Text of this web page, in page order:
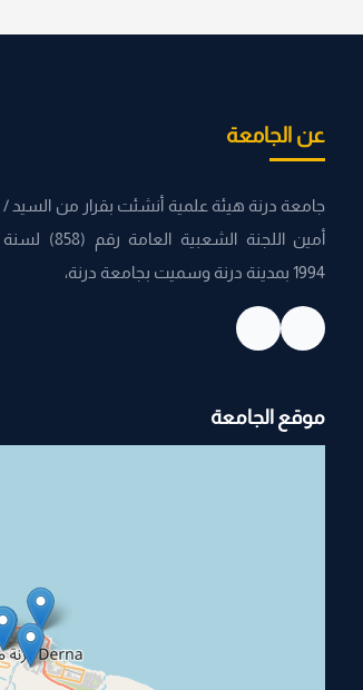
عن الجامعة
جامعة درنة هيئة علمية أنشئت بقرار من السيد /
أمين اللجنة الشعبية العامة رقم (858) لسنة
1994 بمدينة درنة وسميت بجامعة درنة،
موقع الجامعة